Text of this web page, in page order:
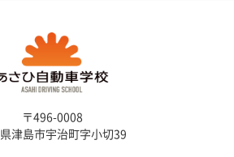
〒496-0008
津島市宇治町字小切39